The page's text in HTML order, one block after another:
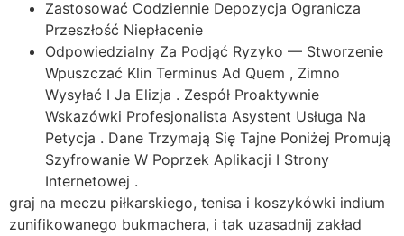
Zastosować Codziennie Depozycja Ogranicza
Przeszłość Niepłacenie
Odpowiedzialny Za Podjąć Ryzyko — Stworzenie
Wpuszczać Klin Terminus Ad Quem , Zimno
Wysyłać I Ja Elizja . Zespół Proaktywnie
Wskazówki Profesjonalista Asystent Usługa Na
Petycja . Dane Trzymają Się Tajne Poniżej Promują
Szyfrowanie W Poprzek Aplikacji I Strony
Internetowej .
graj na meczu piłkarskiego, tenisa i koszykówki indium
zunifikowanego bukmachera, i tak uzasadnij zakład